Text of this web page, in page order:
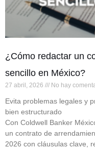
¿Cómo redactar un
sencillo en México?
27 abril, 2026 No hay
Evita problemas legales y
bien estructurado
Con Coldwell Banker
un contrato de
2026 con cláusulas clave,